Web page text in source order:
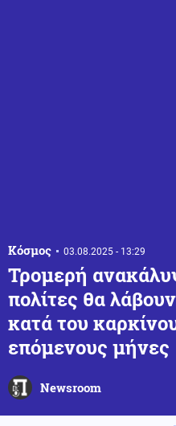
Κόσμος 03.08.2025 - 13:29
Τρομερή
πολίτες θα
κατά του
επόμενους μήνες
Newsroom